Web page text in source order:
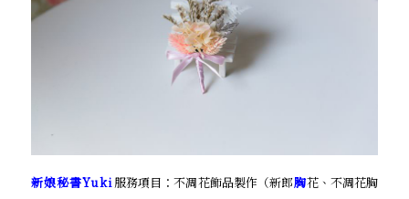
新娘秘書Yuki服務項目：不凋花飾品製作（新郎胸花、不凋花胸